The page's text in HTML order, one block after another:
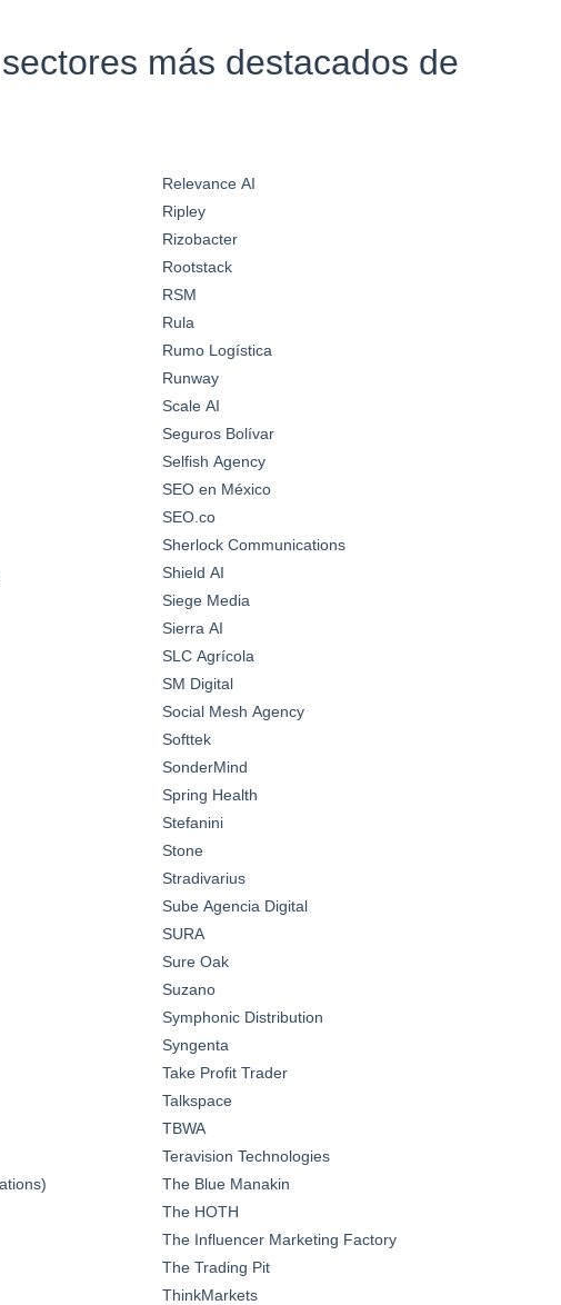
más destacados de
Relevance AI
Ripley
Rizobacter
Rootstack
RSM
Rula
Rumo Logística
Runway
Scale AI
Seguros Bolívar
Selfish Agency
SEO en México
SEO.co
Sherlock Communications
Shield AI
Siege Media
Sierra AI
SLC Agrícola
SM Digital
Social Mesh Agency
Softtek
SonderMind
Spring Health
Stefanini
Stone
Stradivarius
Sube Agencia Digital
SURA
Sure Oak
Suzano
Symphonic Distribution
Syngenta
Take Profit Trader
Talkspace
TBWA
Teravision Technologies
The Blue Manakin
The HOTH
The Influencer Marketing Factory
The Trading Pit
ThinkMarkets